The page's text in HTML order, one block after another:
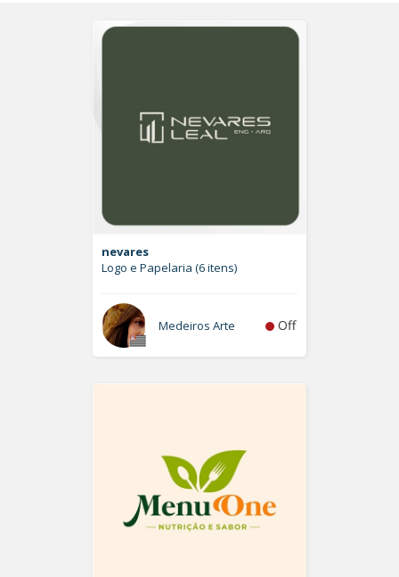
nevares
Logo e Papelaria (6 itens)
Medeiros Arte Off